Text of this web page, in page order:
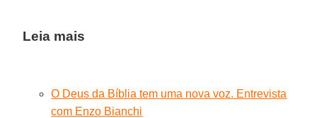
Leia mais
O Deus da Bíblia tem uma nova voz. Entrevista
com Enzo Bianchi